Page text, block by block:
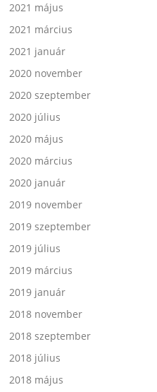
2021 május
2021 március
2021 január
2020 november
2020 szeptember
2020 július
2020 május
2020 március
2020 január
2019 november
2019 szeptember
2019 július
2019 március
2019 január
2018 november
2018 szeptember
2018 július
2018 május